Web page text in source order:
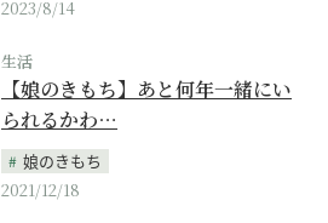
2023/8/14
生活
【娘のきもち】あと何年一緒にい
られるかわ…
娘のきもち
2021/12/18